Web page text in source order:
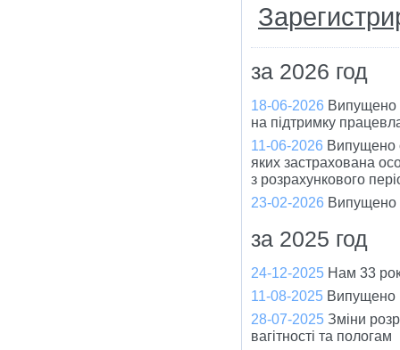
за 2026 год
18-06-2026 Випущено
на підтримку
11-06-2026 Випущено
яких застрахована
з розрахункового
23-02-2026 Випущено
за 2025 год
24-12-2025 Нам 33
11-08-2025 Випущено
28-07-2025 Зміни
вагітності та пологам